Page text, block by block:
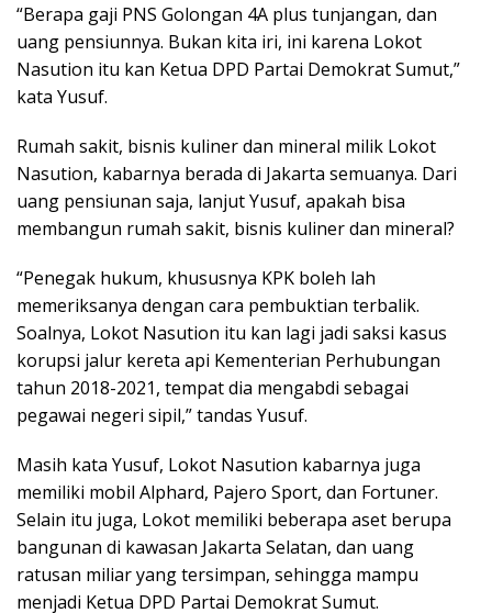
“Berapa gaji PNS Golongan 4A plus tunjangan, dan
uang pensiunnya. Bukan kita iri, ini karena Lokot
Nasution itu kan Ketua DPD Partai Demokrat Sumut,”
kata Yusuf.
Rumah sakit, bisnis kuliner dan mineral milik Lokot
Nasution, kabarnya berada di Jakarta semuanya. Dari
uang pensiunan saja, lanjut Yusuf, apakah bisa
membangun rumah sakit, bisnis kuliner dan mineral?
“Penegak hukum, khususnya KPK boleh lah
memeriksanya dengan cara pembuktian terbalik.
Soalnya, Lokot Nasution itu kan lagi jadi saksi kasus
korupsi jalur kereta api Kementerian Perhubungan
tahun 2018-2021, tempat dia mengabdi sebagai
pegawai negeri sipil,” tandas Yusuf.
Masih kata Yusuf, Lokot Nasution kabarnya juga
memiliki mobil Alphard, Pajero Sport, dan Fortuner.
Selain itu juga, Lokot memiliki beberapa aset berupa
bangunan di kawasan Jakarta Selatan, dan uang
ratusan miliar yang tersimpan, sehingga mampu
menjadi Ketua DPD Partai Demokrat Sumut.